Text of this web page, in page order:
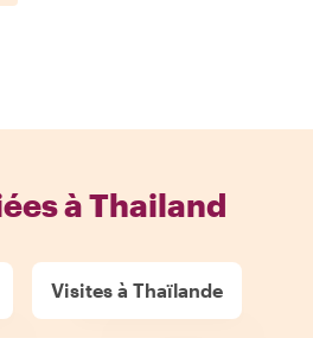
à Thailand
Visites à Thaïlande